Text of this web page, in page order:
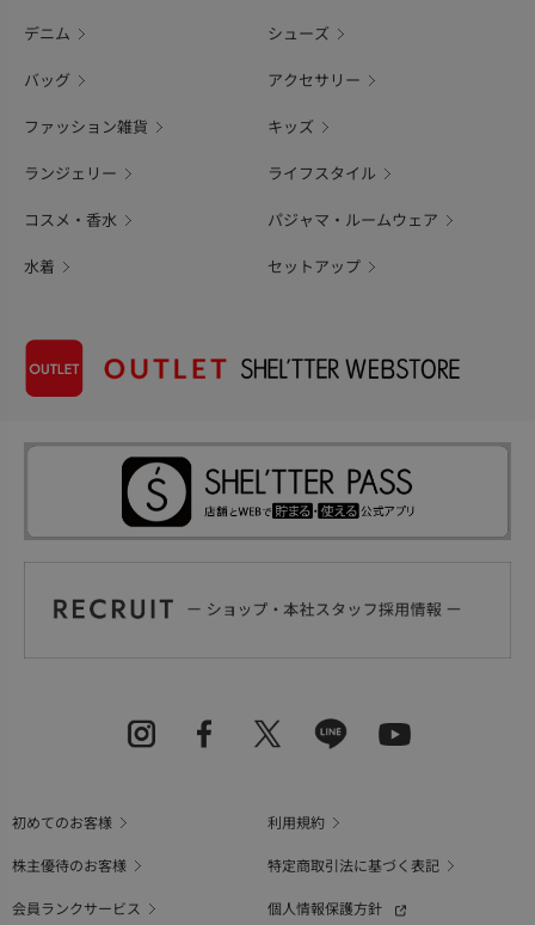
デニム シューズ
バッグ アクセサリー
ファッション雑貨 キッズ
ランジェリー ライフスタイル
コスメ・香水 パジャマ・ルームウェア
水着 セットアップ
初めてのお客様
利用規約
株主優待のお客様
特定商取引法に基づく表記
会員ランクサービス
個人情報保護方針